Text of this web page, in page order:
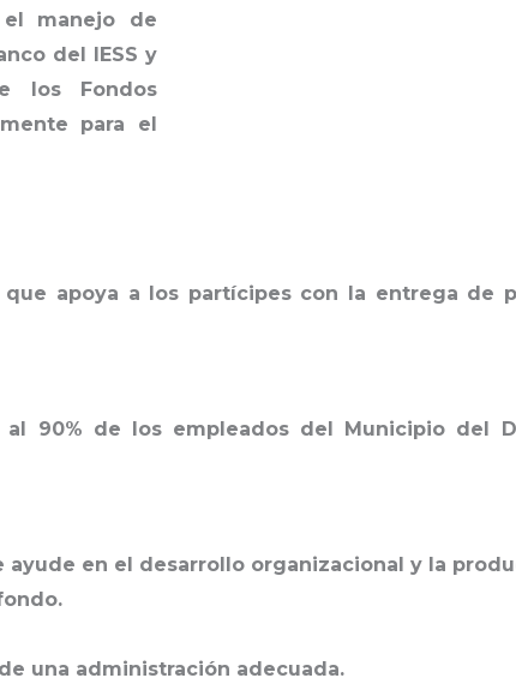
el manejo de
del IESS y
los Fondos
para el
apoya a los partícipes con la entrega de
90% de los empleados del Municipio del
en el desarrollo organizacional y la
una administración adecuada.